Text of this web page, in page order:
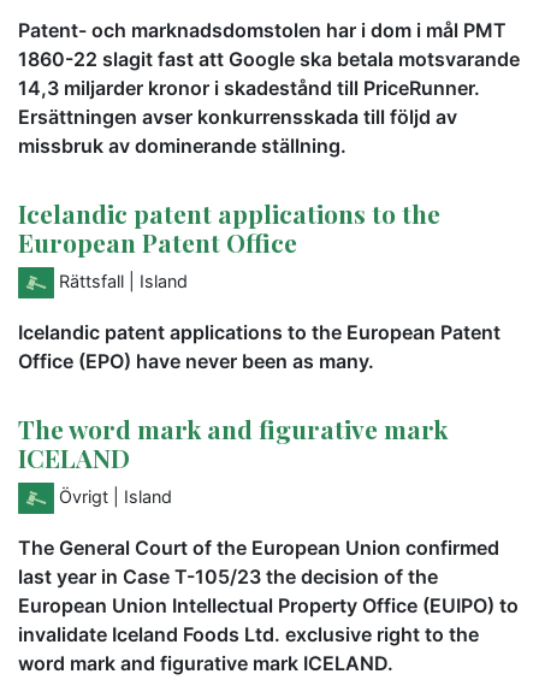
Patent- och marknadsdomstolen har i dom i mål PMT
1860-22 slagit fast att Google ska betala motsvarande
14,3 miljarder kronor i skadestånd till PriceRunner.
Ersättningen avser konkurrensskada till följd av
missbruk av dominerande ställning.
Icelandic patent applications to the
European Patent Office
Rättsfall | Island
Icelandic patent applications to the European Patent
Office (EPO) have never been as many.
The word mark and figurative mark
ICELAND
Övrigt | Island
The General Court of the European Union confirmed
last year in Case T-105/23 the decision of the
European Union Intellectual Property Office (EUIPO) to
invalidate Iceland Foods Ltd. exclusive right to the
word mark and figurative mark ICELAND.